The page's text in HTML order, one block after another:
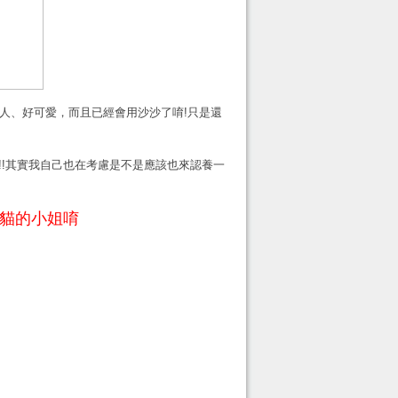
、好可愛，而且已經會用沙沙了唷!只是還
實我自己也在考慮是不是應該也來認養一
的小姐唷